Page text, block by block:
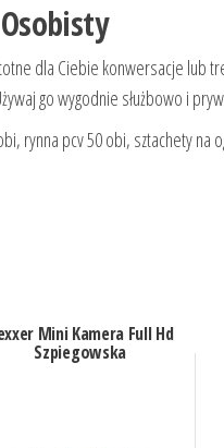
dla Ciebie konwersacje lub
go wygodnie służbowo i
rynna pcv 50 obi, sztachety na
Mini Kamera Full Hd
Szpiegowska